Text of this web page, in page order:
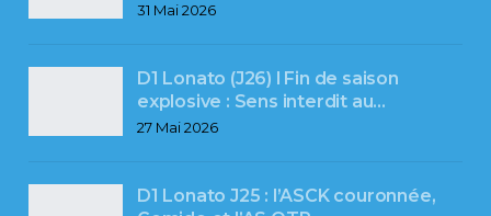
31 Mai 2026
D1 Lonato (J26) l Fin de saison
explosive : Sens interdit au…
27 Mai 2026
D1 Lonato J25 : l’ASCK couronnée,